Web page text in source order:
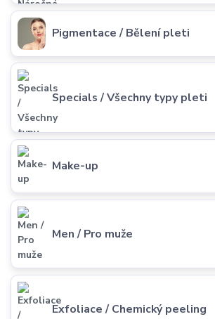
Pigmentace / Bělení pleti
Specials / Všechny typy pleti
Make-up
Men / Pro muže
Exfoliace / Chemický peeling